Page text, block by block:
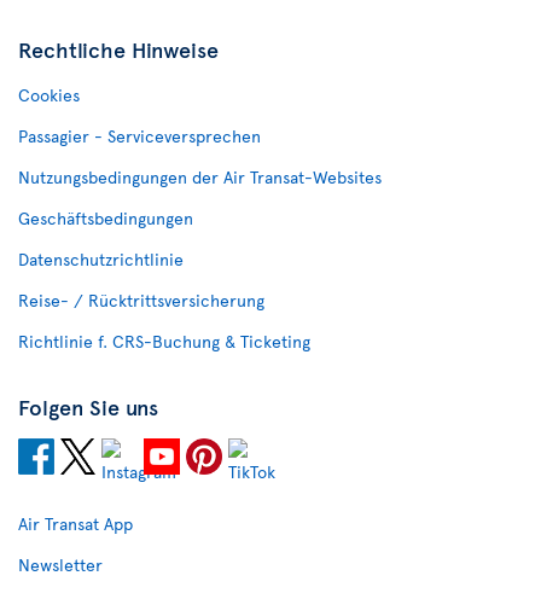
Rechtliche Hinweise
Cookies
Passagier - Serviceversprechen
Nutzungsbedingungen der Air Transat-Websites
Geschäftsbedingungen
Datenschutzrichtlinie
Reise- / Rücktrittsversicherung
Richtlinie f. CRS-Buchung & Ticketing
Folgen Sie uns
Air Transat App
Newsletter